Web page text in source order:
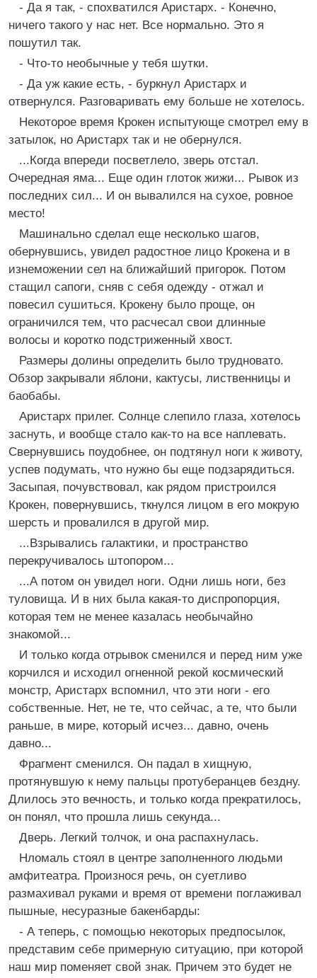
- Да я так, - спохватился Аристарх. - Конечно,
ничего такого у нас нет. Все нормально. Это я
пошутил так.
- Что-то необычные у тебя шутки.
- Да уж какие есть, - буркнул Аристарх и
отвернулся. Разговаривать ему больше не хотелось.
Некоторое время Крокен испытующе смотрел ему в
затылок, но Аристарх так и не обернулся.
...Когда впереди посветлело, зверь отстал.
Очередная яма... Еще один глоток жижи... Рывок из
последних сил... И он вывалился на сухое, ровное
место!
Машинально сделал еще несколько шагов,
обернувшись, увидел радостное лицо Крокена и в
изнеможении сел на ближайший пригорок. Потом
стащил сапоги, сняв с себя одежду - отжал и
повесил сушиться. Крокену было проще, он
ограничился тем, что расчесал свои длинные
волосы и коротко подстриженный хвост.
Размеры долины определить было трудновато.
Обзор закрывали яблони, кактусы, лиственницы и
баобабы.
Аристарх прилег. Солнце слепило глаза, хотелось
заснуть, и вообще стало как-то на все наплевать.
Свернувшись поудобнее, он подтянул ноги к животу,
успев подумать, что нужно бы еще подзарядиться.
Засыпая, почувствовал, как рядом пристроился
Крокен, повернувшись, ткнулся лицом в его мокрую
шерсть и провалился в другой мир.
...Взрывались галактики, и пространство
перекручивалось штопором...
...А потом он увидел ноги. Одни лишь ноги, без
туловища. И в них была какая-то диспропорция,
которая тем не менее казалась необычайно
знакомой...
И только когда отрывок сменился и перед ним уже
корчился и исходил огненной рекой космический
монстр, Аристарх вспомнил, что эти ноги - его
собственные. Нет, не те, что сейчас, а те, что были
раньше, в мире, который исчез... давно, очень
давно...
Фрагмент сменился. Он падал в хищную,
протянувшую к нему пальцы протуберанцев бездну.
Длилось это вечность, и только когда прекратилось,
он понял, что прошла лишь секунда...
Дверь. Легкий толчок, и она распахнулась.
Нломаль стоял в центре заполненного людьми
амфитеатра. Произнося речь, он суетливо
размахивал руками и время от времени поглаживал
пышные, несуразные бакенбарды:
- А теперь, с помощью некоторых предпосылок,
представим себе примерную ситуацию, при которой
наш мир поменяет свой знак. Причем это будет не